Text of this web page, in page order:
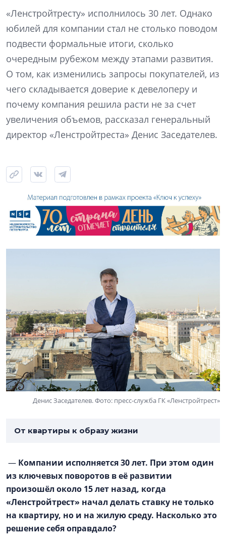
«Ленстройтресту» исполнилось 30 лет. Однако
юбилей для компании стал не столько поводом
подвести формальные итоги, сколько
очередным рубежом между этапами развития.
О том, как изменились запросы покупателей, из
чего складывается доверие к девелоперу и
почему компания решила расти не за счет
увеличения объемов, рассказал генеральный
директор «Ленстройтреста» Денис Заседателев.
Денис Заседателев. Фото: пресс-служба ГК «Ленстройтрест»
От квартиры к образу жизни
— Компании исполняется 30 лет. При этом один
из ключевых поворотов в её развитии
произошёл около 15 лет назад, когда
«Ленстройтрест» начал делать ставку не только
на квартиру, но и на жилую среду. Насколько это
решение себя оправдало?